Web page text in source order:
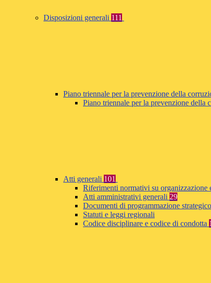
Disposizioni generali 111
Piano triennale per la prevenzione della
Piano triennale per la prevenzione della
Atti generali 101
Riferimenti normativi su organizzazione
Atti amministrativi generali 29
Documenti di programmazione
Statuti e leggi regionali
Codice disciplinare e codice di condotta